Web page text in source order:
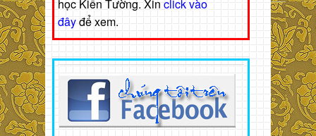
học Kiến Tường. Xin click vào
đâyđể xem.